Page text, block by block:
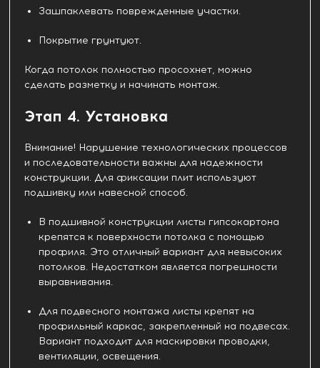
Зашпаклевать поврежденные участки.
Покрытие грунтуют.
Когда потолок полностью просохнет, можно
сделать разметку и начинать монтаж.
Этап 4. Установка
Внимание! Нарушение технологических процессов
и последовательности важны для надежности
конструкции. Для фиксации плит используют
подшивку или навесной способ.
В подшивной конструкции листы гипсокартона
крепятся к поверхности потолка с помощью
профиля. Это отличный вариант для невысоких
потолков. Недостатком является погрешности
выравнивания.
Для подвесного монтажа листы крепят на
профильный каркас, закрепленный на подвесах.
Вариант подходит для маскировки проводки,
вентиляции, освещения.